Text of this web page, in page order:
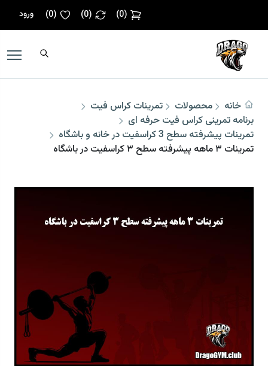
(
0
)
(
0
)
(
0
) ورود
خانه محصولات
تمرینات کراس فیت
برنامه تمرینی کراس فیت حرفه ای
تمرینات پیشرفته سطح 3 کراسفیت در خانه و باشگاه
تمرینات ۳ ماهه پیشرفته سطح ۳ کراسفیت در باشگاه